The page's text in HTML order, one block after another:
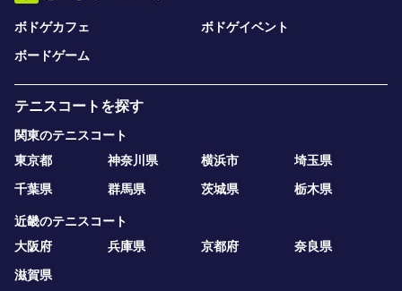
ボドゲカフェ
ボドゲイベント
ボードゲーム
テニスコートを探す
関東のテニスコート
東京都
神奈川県 横浜市
埼玉県
千葉県
群馬県 茨城県 栃木県
近畿のテニスコート
大阪府
兵庫県 京都府
奈良県
滋賀県